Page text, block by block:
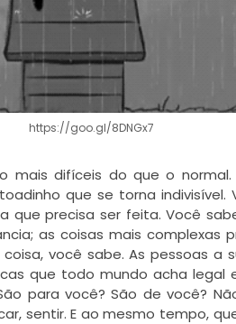
https://goo.gl/8DNGx7
mais difíceis do que o
que se torna indivisível.
que precisa ser feita. Você
as coisas mais complexas
você sabe. As pessoas a
que todo mundo acha legal
para você? São de você?
sentir. E ao mesmo tempo,